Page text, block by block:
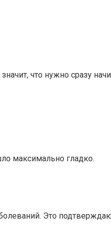
что нужно сразу
максимально гладко.
Это